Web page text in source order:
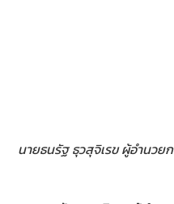
นายธนรัฐ ธุวสุจิเรข ผู้อำนว